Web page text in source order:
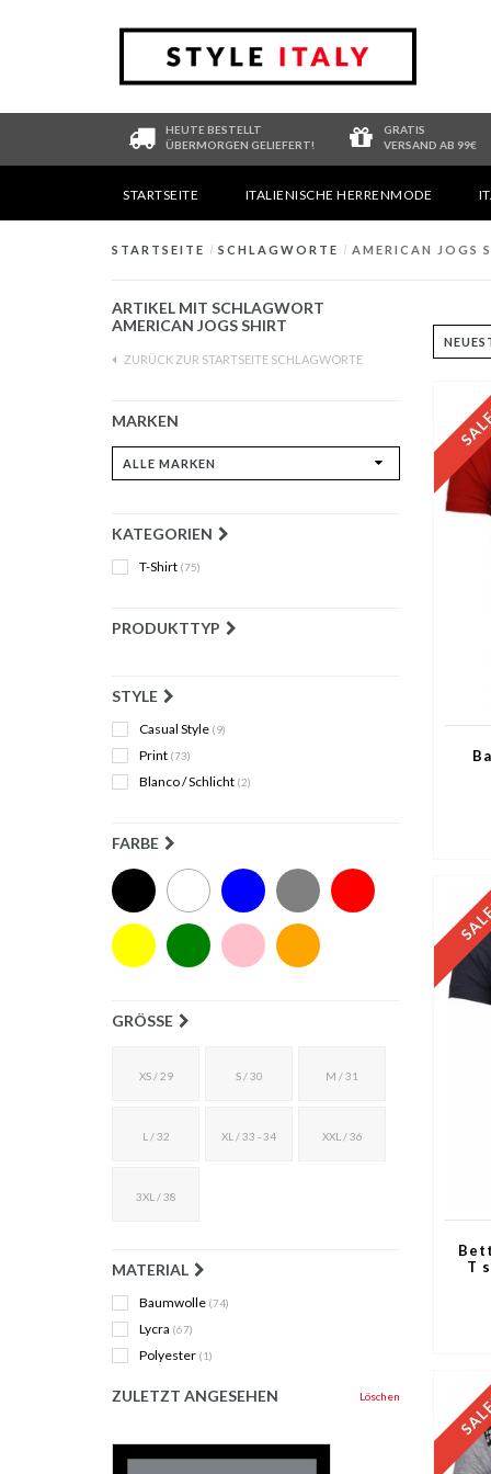
HEUTE BESTELLT
ÜBERMORGEN GELIEFERT!
GRATIS
VERSAND AB 99€
STARTSEITE ITALIENISCHE HERRENMODE
STARTSEITE / SCHLAGWORTE / AMERICAN JOGS
ARTIKEL MIT SCHLAGWORT
AMERICAN JOGS SHIRT
ZURÜCK ZUR STARTSEITE SCHLAGWORTE
MARKEN
KATEGORIEN
T-Shirt (75)
PRODUKTTYP
STYLE
Casual Style (9)
Print (73)
Blanco / Schlicht (2)
FARBE
GRÖSSE
XS / 29 S / 30 M / 31
L / 32 XL / 33 - 34 XXL / 36
3XL / 38
MATERIAL
Baumwolle (74)
Lycra (67)
Polyester (1)
ZULETZT ANGESEHEN Löschen
T